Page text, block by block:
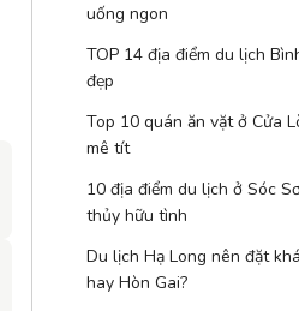
uống ngon
TOP 14 địa điểm du lịch
đẹp
Top 10 quán ăn vặt ở Cửa
mê tít
10 địa điểm du lịch ở Sóc
thủy hữu tình
Du lịch Hạ Long nên đặt
hay Hòn Gai?